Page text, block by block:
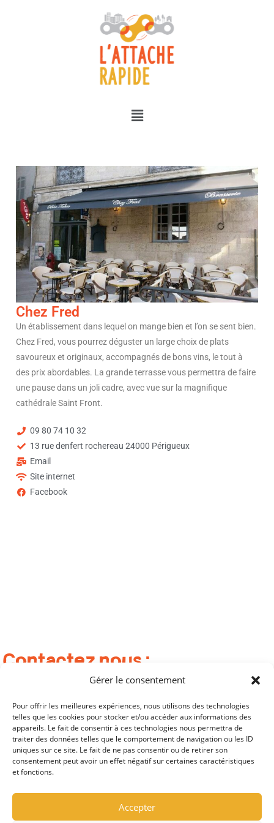
Gérer le consentement
Pour offrir les meilleures expériences, nous utilisons des technologies
telles que les cookies pour stocker et/ou accéder aux informations des
appareils. Le fait de consentir à ces technologies nous permettra de
traiter des données telles que le comportement de navigation ou les ID
uniques sur ce site. Le fait de ne pas consentir ou de retirer son
consentement peut avoir un effet négatif sur certaines caractéristiques
et fonctions.
Accepter
Chez Fred
Un établissement dans lequel on mange bien et l’on se sent bien.
Chez Fred, vous pourrez déguster un large choix de plats
savoureux et originaux, accompagnés de bons vins, le tout à
des prix abordables. La grande terrasse vous permettra de faire
une pause dans un joli cadre, avec vue sur la magnifique
cathédrale Saint Front.
09 80 74 10 32
13 rue denfert rochereau 24000 Périgueux
Email
Site internet
Facebook
Contactez nous :
Bureaux : 6-4 Rue Charles Gonthier, 24100 Bergerac
Du Lundi au Vendredi de 9h00 à 17h00
contact@lattacherapide.fr
07 48 90 66 32